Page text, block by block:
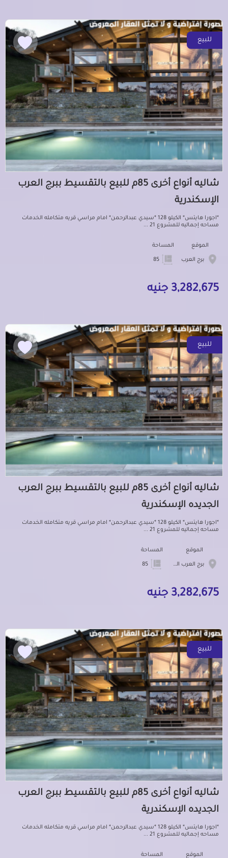
للبيع
شاليه أنواع أخرى 85م للبيع بالتقسيط ببرج العرب
الإسكندرية
*اجورا هايتس* الكيلو 128 *سيدي عبدالرحمن* امام مراسي قريه متكامله الخدمات
مساحه إجماليه للمشروع 21 ...
الموقع
برج العرب
المساحة
85
3,282,675 جنيه
للبيع
شاليه أنواع أخرى 85م للبيع بالتقسيط ببرج العرب
الجديده الإسكندرية
*اجورا هايتس* الكيلو 128 *سيدي عبدالرحمن* امام مراسي قريه متكامله الخدمات
مساحه إجماليه للمشروع 21 ...
الموقع
برج العرب الجديده
المساحة
85
3,282,675 جنيه
للبيع
شاليه أنواع أخرى 85م للبيع بالتقسيط ببرج العرب
الجديده الإسكندرية
*اجورا هايتس* الكيلو 128 *سيدي عبدالرحمن* امام مراسي قريه متكامله الخدمات
مساحه إجماليه للمشروع 21 ...
الموقع المساحة